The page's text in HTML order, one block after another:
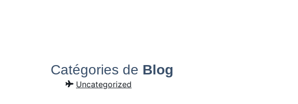
Catégories de Blog
Uncategorized